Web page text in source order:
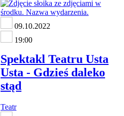
09.10.2022
19:00
Spektakl Teatru Usta
Usta - Gdzieś daleko
stąd
Teatr